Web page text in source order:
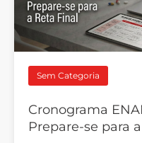
Sem Categoria
Cronograma
Prepare-se para